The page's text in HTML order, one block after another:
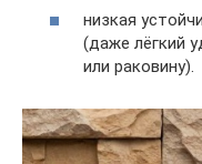
низкая
(даже лёгкий
или раковину).